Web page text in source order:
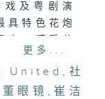
及粤剧演
具特色花炮
识」
更多...
United , 社
眼镜 , 崔洁